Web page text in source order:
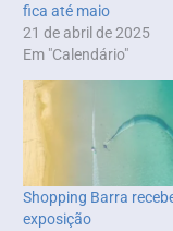
fica até maio
21 de abril de 2025
Em "Calendário"
Shopping Barra
exposição